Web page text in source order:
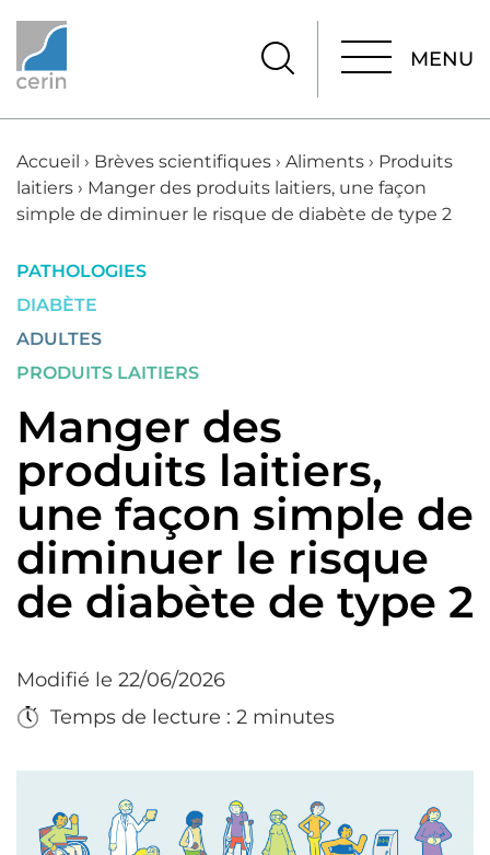
MENU
Accueil › Brèves scientifiques › Aliments › Produits
laitiers › Manger des produits laitiers, une façon
simple de diminuer le risque de diabète de type 2
PATHOLOGIES
DIABÈTE
ADULTES
PRODUITS LAITIERS
Manger des
produits laitiers,
une façon simple de
diminuer le risque
de diabète de type 2
Modifié le 22/06/2026
Temps de lecture : 2 minutes